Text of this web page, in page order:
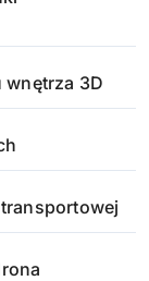
wnętrza 3D